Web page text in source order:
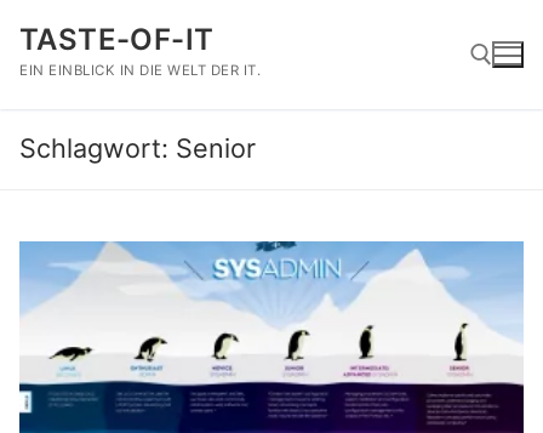
Inhalt
springen
TASTE-OF-IT
EIN EINBLICK IN DIE WELT DER IT.
Schlagwort: Senior